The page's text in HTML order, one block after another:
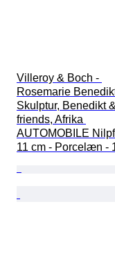
Villeroy & Boch -
Rosemarie
Skulptur, Benedikt &
friends, Afrika
AUTOMOBILE
11 cm - Porcelæn -